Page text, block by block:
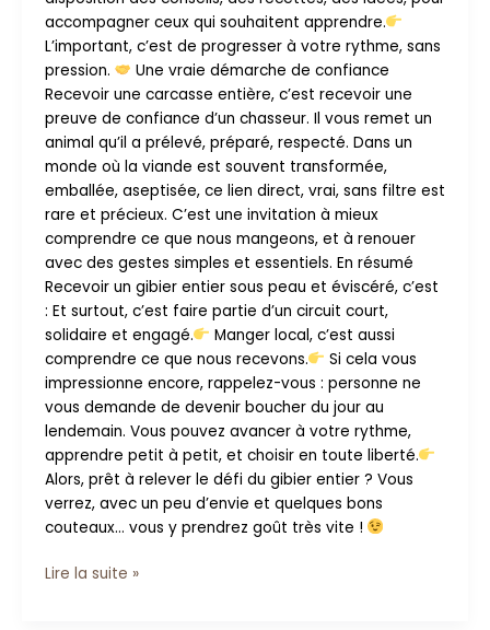
accompagner ceux qui souhaitent apprendre.
L’important, c’est de progresser à votre rythme, sans
pression.
Une vraie démarche de confiance
Recevoir une carcasse entière, c’est recevoir une
preuve de confiance d’un chasseur. Il vous remet un
animal qu’il a prélevé, préparé, respecté. Dans un
monde où la viande est souvent transformée,
emballée, aseptisée, ce lien direct, vrai, sans filtre est
rare et précieux. C’est une invitation à mieux
comprendre ce que nous mangeons, et à renouer
avec des gestes simples et essentiels. En résumé
Recevoir un gibier entier sous peau et éviscéré, c’est
: Et surtout, c’est faire partie d’un circuit court,
solidaire et engagé.
Manger local, c’est aussi
comprendre ce que nous recevons.
Si cela vous
impressionne encore, rappelez-vous : personne ne
vous demande de devenir boucher du jour au
lendemain. Vous pouvez avancer à votre rythme,
apprendre petit à petit, et choisir en toute liberté.
Alors, prêt à relever le défi du gibier entier ? Vous
verrez, avec un peu d’envie et quelques bons
couteaux… vous y prendrez goût très vite !
Lire la suite »